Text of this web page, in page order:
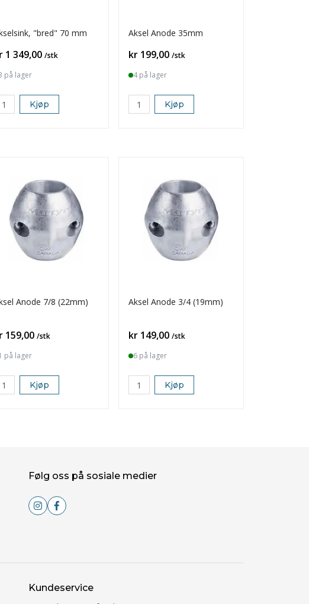
"bred" 70 mm
1 349,00 /stk
på lager
Kjøp
Aksel Anode 35mm
Pris
kr 199,00 /stk
4 på lager
Kjøp
Anode 7/8 (22mm)
159,00 /stk
på lager
Kjøp
Aksel Anode 3/4 (19mm)
Pris
kr 149,00 /stk
6 på lager
Kjøp
Følg oss på sosiale medier
Kundeservice